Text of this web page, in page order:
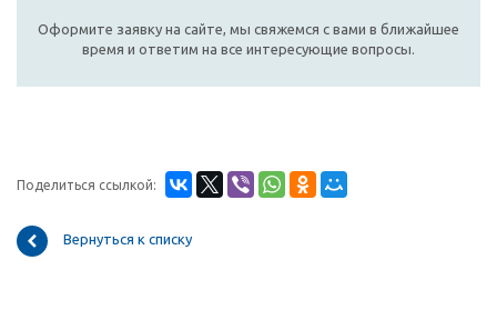
Оформите заявку на сайте, мы свяжемся с вами в ближайшее
время и ответим на все интересующие вопросы.
Поделиться ссылкой:
Вернуться к списку